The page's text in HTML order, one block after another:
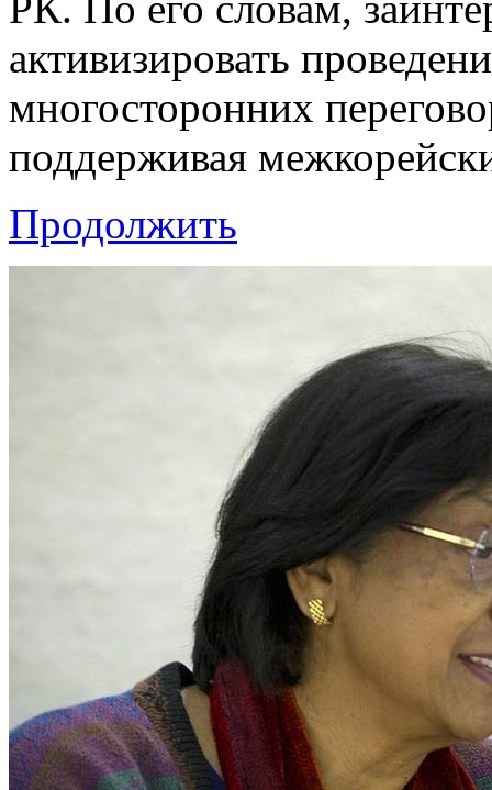
активизировать
многосторонних
поддерживая
Продолжить